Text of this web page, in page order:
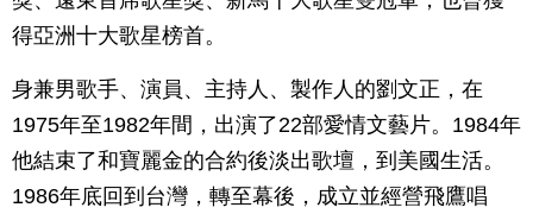
得亞洲十大歌星榜首。
身兼男歌手、演員、主持人、製作人的劉文正，在
1975年至1982年間，出演了22部愛情文藝片。1984年
他結束了和寶麗金的合約後淡出歌壇，到美國生活。
1986年底回到台灣，轉至幕後，成立並經營飛鷹唱